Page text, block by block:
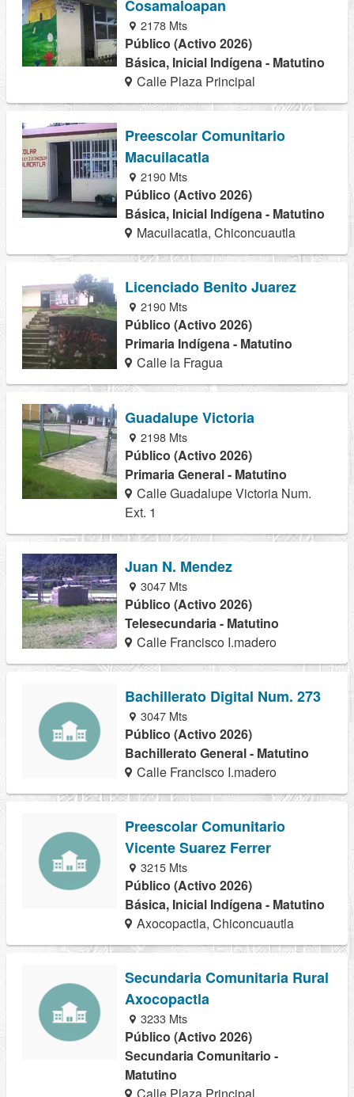
Cosamaloapan
2178 Mts
Público (Activo 2026)
Básica, Inicial Indígena - Matutino
Calle Plaza Principal
Preescolar Comunitario
Macuilacatla
2190 Mts
Público (Activo 2026)
Básica, Inicial Indígena - Matutino
Macuilacatla, Chiconcuautla
Licenciado Benito Juarez
2190 Mts
Público (Activo 2026)
Primaria Indígena - Matutino
Calle la Fragua
Guadalupe Victoria
2198 Mts
Público (Activo 2026)
Primaria General - Matutino
Calle Guadalupe Victoria Num.
Ext. 1
Juan N. Mendez
3047 Mts
Público (Activo 2026)
Telesecundaria - Matutino
Calle Francisco I.madero
Bachillerato Digital Num. 273
3047 Mts
Público (Activo 2026)
Bachillerato General - Matutino
Calle Francisco I.madero
Preescolar Comunitario
Vicente Suarez Ferrer
3215 Mts
Público (Activo 2026)
Básica, Inicial Indígena - Matutino
Axocopactla, Chiconcuautla
Secundaria Comunitaria Rural
Axocopactla
3233 Mts
Público (Activo 2026)
Secundaria Comunitario -
Matutino